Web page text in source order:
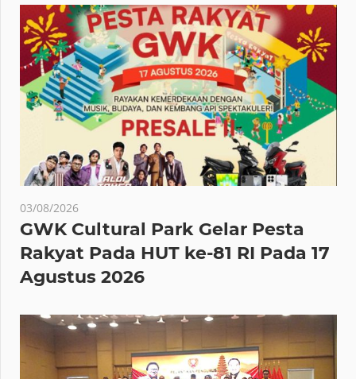
03/08/2026
GWK Cultural Park Gelar Pesta
Rakyat Pada HUT ke-81 RI Pada 17
Agustus 2026